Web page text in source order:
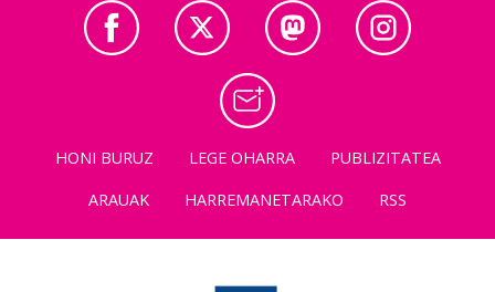
HONI BURUZ LEGE OHARRA
PUBLIZITATEA
ARAUAK
HARREMANETARAKO RSS